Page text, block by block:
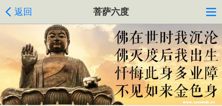
返回 菩萨六度